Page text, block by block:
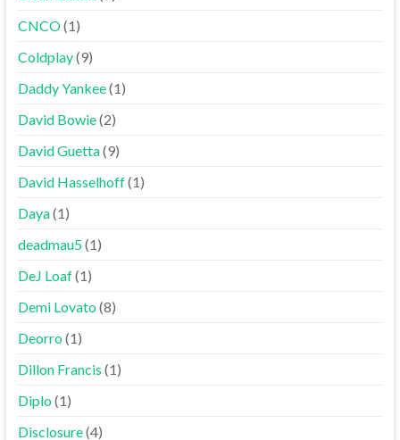
CNCO(1)
Coldplay(9)
Daddy Yankee(1)
David Bowie(2)
David Guetta(9)
David Hasselhoff(1)
Daya(1)
deadmau5(1)
DeJ Loaf(1)
Demi Lovato(8)
Deorro(1)
Dillon Francis (1)
Diplo(1)
Disclosure(4)